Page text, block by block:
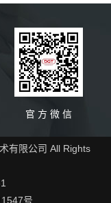
官 方 微 信
有限公司 All Rights
号